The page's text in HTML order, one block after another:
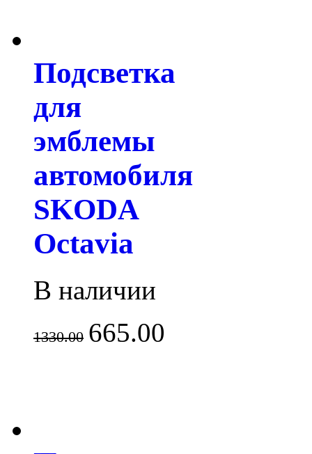
Подсветка
для
эмблемы
автомобиля
SKODA
Octavia
В наличии
1330.00 665.00